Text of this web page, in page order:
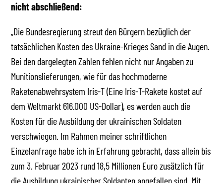
nicht abschließend:
„Die Bundesregierung streut den Bürgern bezüglich der
tatsächlichen Kosten des Ukraine-Krieges Sand in die Augen.
Bei den dargelegten Zahlen fehlen nicht nur Angaben zu
Munitionslieferungen, wie für das hochmoderne
Raketenabwehrsystem Iris-T (Eine Iris-T-Rakete kostet auf
dem Weltmarkt 616.000 US-Dollar), es werden auch die
Kosten für die Ausbildung der ukrainischen Soldaten
verschwiegen. Im Rahmen meiner schriftlichen
Einzelanfrage habe ich in Erfahrung gebracht, dass allein bis
zum 3. Februar 2023 rund 18,5 Millionen Euro zusätzlich für
die Ausbildung ukrainischer Soldanten angefallen sind. Mit